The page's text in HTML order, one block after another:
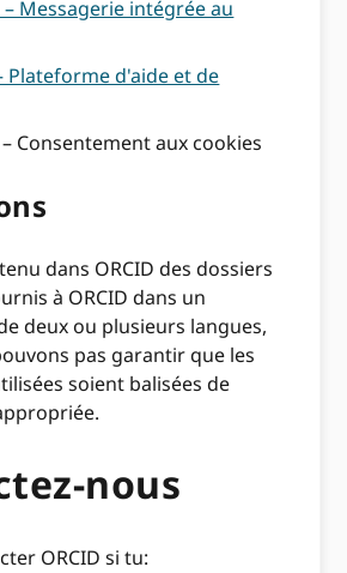
Messagerie intégrée au
Plateforme d'aide et de
Consentement aux cookies
dans ORCID des dossiers
à ORCID dans un
deux ou plusieurs langues,
pas garantir que les
soient balisées de
nous
ORCID si tu: